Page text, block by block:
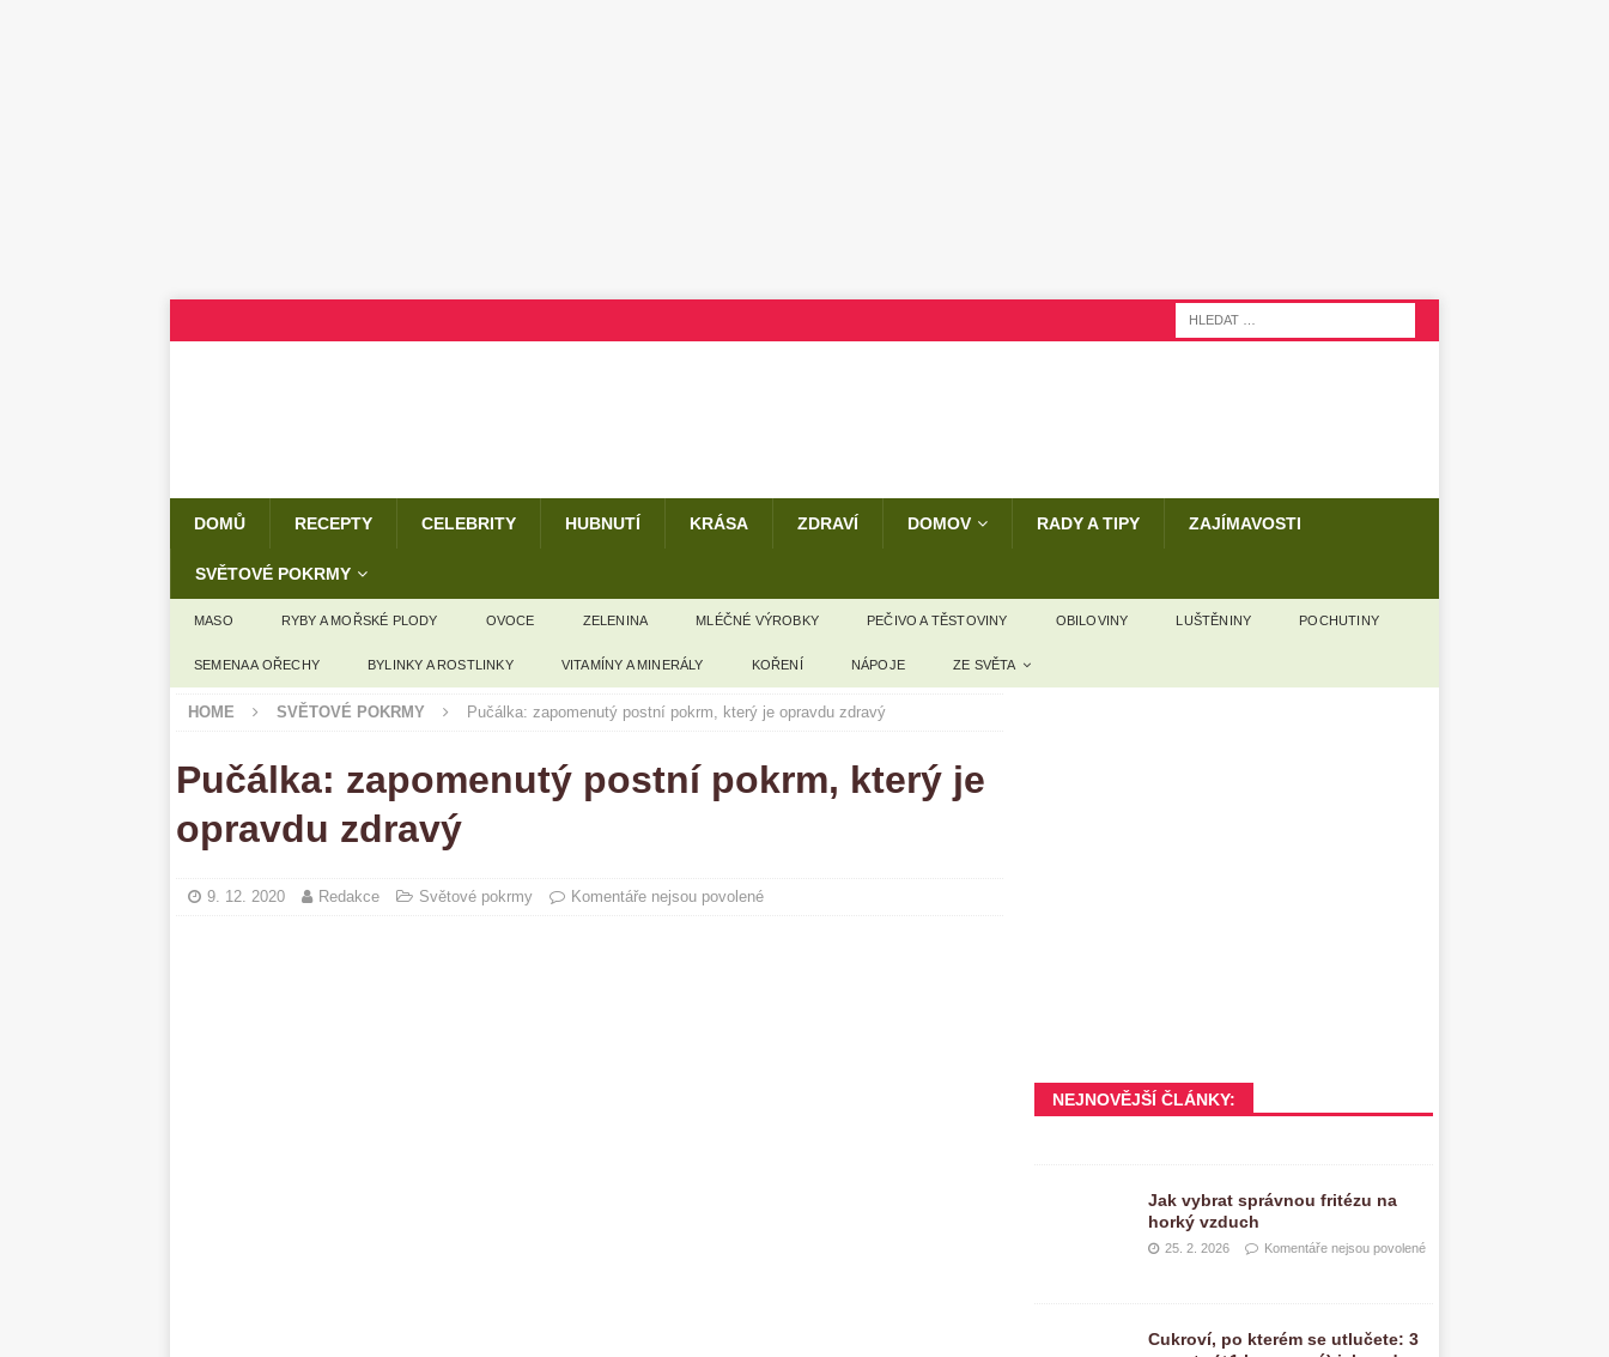
DOMŮ RECEPTY CELEBRITY HUBNUTÍ KRÁSA ZDRAVÍ DOMOV RADY A TIPY ZAJÍMAVOSTI
SVĚTOVÉ POKRMY
MASO RYBY A MOŘSKÉ PLODY OVOCE ZELENINA MLÉČNÉ VÝROBKY PEČIVO A TĚSTOVINY OBILOVINY LUŠTĚNINY POCHUTINY
SEMENA A OŘECHY BYLINKY A ROSTLINKY VITAMÍNY A MINERÁLY KOŘENÍ NÁPOJE ZE SVĚTA
HOME SVĚTOVÉ POKRMY Pučálka: zapomenutý postní pokrm, který je opravdu zdravý
Pučálka: zapomenutý postní pokrm, který je
opravdu zdravý
9. 12. 2020 Redakce Světové pokrmy Komentáře nejsou povolené
NEJNOVĚJŠÍ ČLÁNKY:
Jak vybrat správnou fritézu na
horký vzduch
25. 2. 2026 Komentáře nejsou povolené
Cukroví, po kterém se utlučete: 3